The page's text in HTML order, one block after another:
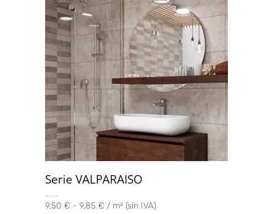
Serie VALPARAISO
9,50 € - 9,85 € / m² (sin IVA)